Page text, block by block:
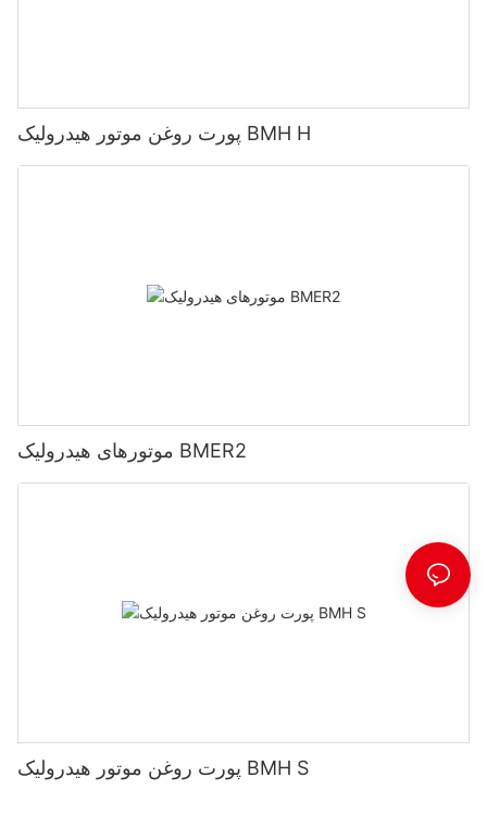
پورت روغن موتور هیدرولیک BMH H
موتورهای هیدرولیک BMER2
پورت روغن موتور هیدرولیک BMH S